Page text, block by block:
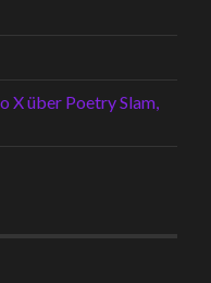
X über Poetry Slam,